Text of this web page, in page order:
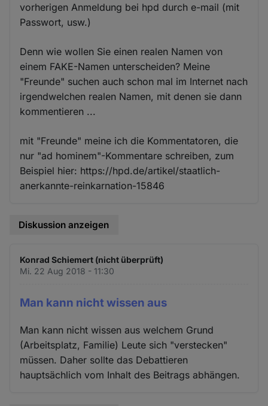
vorherigen Anmeldung bei hpd durch e-mail (mit
Passwort, usw.)
Denn wie wollen Sie einen realen Namen von
einem FAKE-Namen unterscheiden? Meine
"Freunde" suchen auch schon mal im Internet nach
irgendwelchen realen Namen, mit denen sie dann
kommentieren ...
mit "Freunde" meine ich die Kommentatoren, die
nur "ad hominem"-Kommentare schreiben, zum
Beispiel hier: https://hpd.de/artikel/staatlich-
anerkannte-reinkarnation-15846
Diskussion anzeigen
Konrad Schiemert (nicht überprüft)
Mi. 22 Aug 2018 - 11:30
Man kann nicht wissen aus
Man kann nicht wissen aus welchem Grund
(Arbeitsplatz, Familie) Leute sich "verstecken"
müssen. Daher sollte das Debattieren
hauptsächlich vom Inhalt des Beitrags abhängen.